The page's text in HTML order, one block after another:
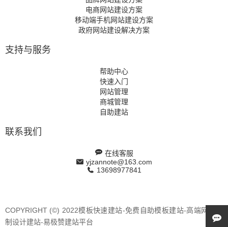
电商网站建设方案
移动端手机网站建设方案
政府网站建设解决方案
支持与服务
帮助中心
快速入门
网站管理
商城管理
自助建站
联系我们
在线客服
yjzannote@163.com
13698977841
COPYRIGHT (©) 2022模板快速建站-免费自助模板建站-高端网站定
制设计建站-易极赞建站平台